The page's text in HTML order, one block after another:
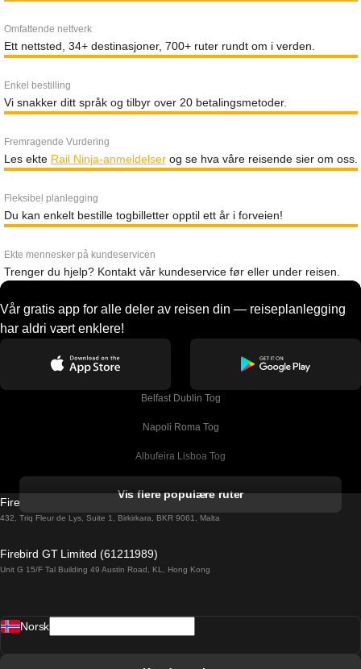
Omfattende nettverk
Ett nettsted, 34+ destinasjoner, 700+ ruter rundt om i verden.
Enkel bestilling
Vi snakker ditt språk og tilbyr over 20 betalingsmetoder.
Fremragende Vurdering
Les ekte Rail Ninja-anmeldelserog se hva våre reisende sier om oss.
Fleksibel planlegging
Du kan enkelt bestille togbilletter opptil ett år i forveien!
Ekte mennesker på kundeservicen
Trenger du hjelp? Kontakt vår kundeservice før eller under reisen.
Vår gratis app for alle deler av reisen din — reiseplanlegging
har aldri vært enklere!
Belfast Dublin Tog
Napoli Roma Tog
Albufeira Lisboa Tog
Barcelona Madrid Tog
Barcelona Sevilla Tog
Vis flere populære ruter
Firebird GT Limited (OC 1451)
432, Triq Fleur de Lys, Suite 1, Birkirkara, BKR 9061, Malta
Firebird GT Limited (61211989)
Unit G 15/F Tal Building 49 Austin Road, KL, Hong Kong
Norsk